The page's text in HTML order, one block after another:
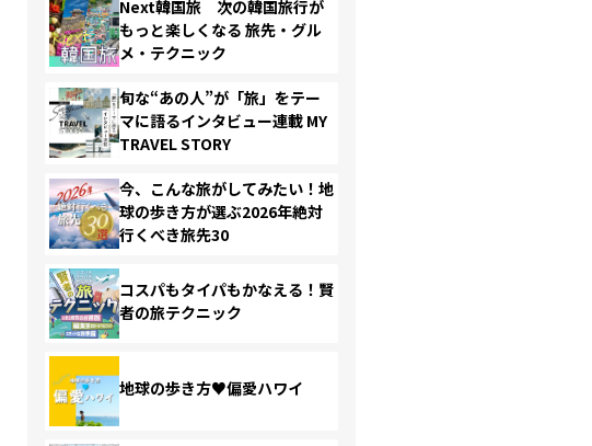
Next韓国旅 次の韓国旅行が
もっと楽しくなる 旅先・グル
メ・テクニック
旬な“あの人”が「旅」をテー
マに語るインタビュー連載 MY
TRAVEL STORY
今、こんな旅がしてみたい！地
球の歩き方が選ぶ2026年絶対
行くべき旅先30
コスパもタイパもかなえる！賢
者の旅テクニック
地球の歩き方♥偏愛ハワイ